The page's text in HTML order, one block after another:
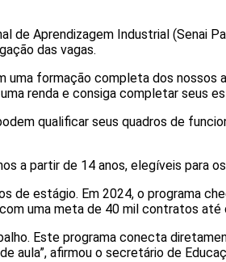
Aprendizagem Industrial (Senai
das vagas.
formação completa dos nossos
renda e consiga completar seus
qualificar seus quadros de
a partir de 14 anos, elegíveis para
estágio. Em 2024, o programa
uma meta de 40 mil contratos até
Este programa conecta
aula”, afirmou o secretário de